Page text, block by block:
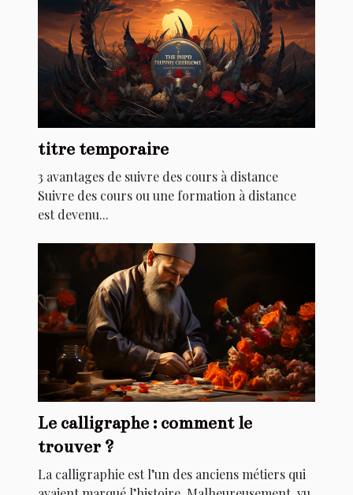
titre temporaire
3 avantages de suivre des cours à distance
Suivre des cours ou une formation à distance
est devenu...
Le calligraphe : comment le
trouver ?
La calligraphie est l’un des anciens métiers qui